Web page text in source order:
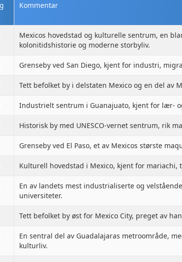
Kommentar
Mexicos hovedstad og kulturelle sentrum, en
kolonitidshistorie og moderne storbyliv.
Grenseby ved San Diego, kjent for industri,
Tett befolket by i delstaten Mexico og en del av
Industrielt sentrum i Guanajuato, kjent for lær-
Historisk by med UNESCO-vernet sentrum, rik
Grenseby ved El Paso, et av Mexicos største
Kulturell hovedstad i Mexico, kjent for mariachi,
En av landets mest industrialiserte og
universiteter.
Tett befolket by øst for Mexico City, preget av
En sentral del av Guadalajaras metroområde,
kulturliv.